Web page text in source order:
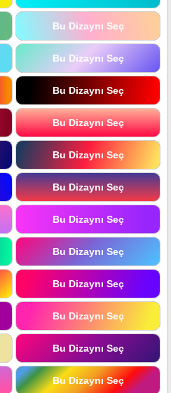
Bu Dizaynı Seç
Bu Dizaynı Seç
Bu Dizaynı Seç
Bu Dizaynı Seç
Bu Dizaynı Seç
Bu Dizaynı Seç
Bu Dizaynı Seç
Bu Dizaynı Seç
Bu Dizaynı Seç
Bu Dizaynı Seç
Bu Dizaynı Seç
Bu Dizaynı Seç